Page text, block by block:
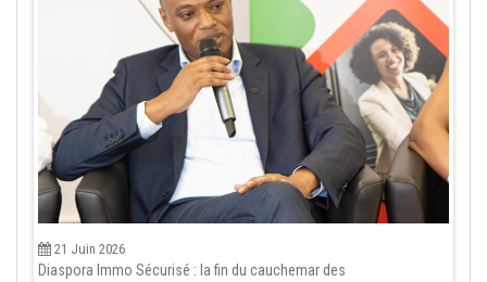
21 Juin 2026
Diaspora Immo Sécurisé : la fin du cauchemar des